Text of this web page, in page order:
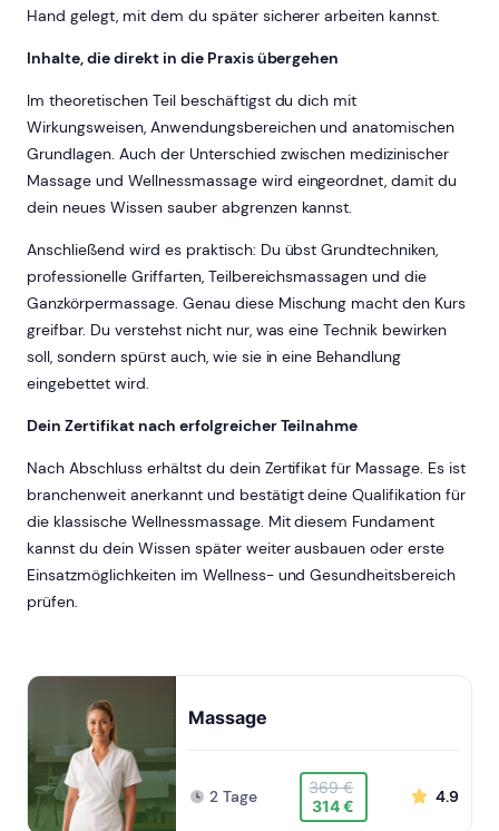
Hand gelegt, mit dem du später sicherer arbeiten kannst.
Inhalte, die direkt in die Praxis übergehen
Im theoretischen Teil beschäftigst du dich mit
Wirkungsweisen, Anwendungsbereichen und anatomischen
Grundlagen. Auch der Unterschied zwischen medizinischer
Massage und Wellnessmassage wird eingeordnet, damit du
dein neues Wissen sauber abgrenzen kannst.
Anschließend wird es praktisch: Du übst Grundtechniken,
professionelle Griffarten, Teilbereichsmassagen und die
Ganzkörpermassage. Genau diese Mischung macht den Kurs
greifbar. Du verstehst nicht nur, was eine Technik bewirken
soll, sondern spürst auch, wie sie in eine Behandlung
eingebettet wird.
Dein Zertifikat nach erfolgreicher Teilnahme
Nach Abschluss erhältst du dein Zertifikat für Massage. Es ist
branchenweit anerkannt und bestätigt deine Qualifikation für
die klassische Wellnessmassage. Mit diesem Fundament
kannst du dein Wissen später weiter ausbauen oder erste
Einsatzmöglichkeiten im Wellness- und Gesundheitsbereich
prüfen.
Massage
2 Tage
369 €
314 €
4.9